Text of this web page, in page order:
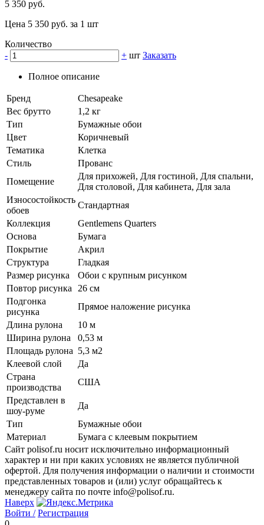
5 350 руб.
Цена 5 350 руб. за 1 шт
Количество
-
+ шт Заказать
Полное описание
Бренд
Chesapeake
Вес брутто
1,2 кг
Тип
Бумажные обои
Цвет
Коричневый
Тематика
Клетка
Стиль
Прованс
Помещение
Для прихожей, Для гостиной, Для спальни,
Для столовой, Для кабинета, Для зала
Износостойкость
обоев
Стандартная
Коллекция
Gentlemens Quarters
Основа
Бумага
Покрытие
Акрил
Структура
Гладкая
Размер рисунка
Обои с крупным рисунком
Повтор рисунка
26 см
Подгонка
рисунка
Прямое наложение рисунка
Длина рулона
10 м
Ширина рулона
0,53 м
Площадь рулона 5,3 м2
Клеевой слой
Да
Страна
производства
США
Представлен в
шоу-руме
Да
Тип
Бумажные обои
Материал
Бумага с клеевым покрытием
Сайт polisof.ru носит исключительно информационный
характер и ни при каких условиях не является публичной
офертой. Для получения информации о наличии и стоимости
представленных товаров и (или) услуг обращайтесь к
менеджеру сайта по почте info@polisof.ru.
Наверх
Войти / Регистрация